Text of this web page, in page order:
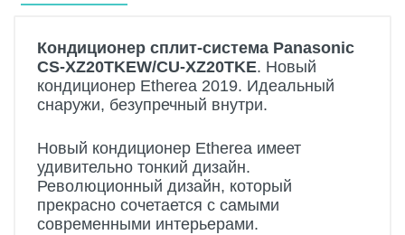
Кондиционер сплит-система Panasonic
CS-XZ20TKEW/CU-XZ20TKE. Новый
кондиционер Etherea 2019. Идеальный
снаружи, безупречный внутри.
Новый кондиционер Etherea имеет
удивительно тонкий дизайн.
Революционный дизайн, который
прекрасно сочетается с самыми
современными интерьерами.